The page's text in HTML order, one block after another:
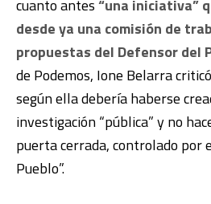
cuanto antes“una iniciativa”
desde ya una comisión de
propuestas del Defensor del
de Podemos, Ione Belarra
según ella debería haberse
investigación “pública” y no
puerta cerrada, controlado por
Pueblo”.